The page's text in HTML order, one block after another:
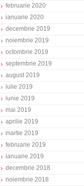
februarie 2020
ianuarie 2020
decembrie 2019
noiembrie 2019
octombrie 2019
septembrie 2019
august 2019
iulie 2019
iunie 2019
mai 2019
aprilie 2019
martie 2019
februarie 2019
ianuarie 2019
decembrie 2018
noiembrie 2018